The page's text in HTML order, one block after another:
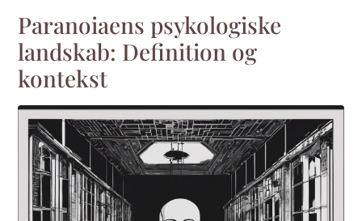
Paranoiaens psykologiske
landskab: Definition og
kontekst